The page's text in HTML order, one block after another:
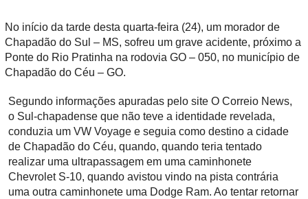
No início da tarde desta quarta-feira (24), um morador de
Chapadão do Sul – MS, sofreu um grave acidente, próximo a
Ponte do Rio Pratinha na rodovia GO – 050, no município de
Chapadão do Céu – GO.
Segundo informações apuradas pelo site O Correio News,
o Sul-chapadense que não teve a identidade revelada,
conduzia um VW Voyage e seguia como destino a cidade
de Chapadão do Céu, quando, quando teria tentado
realizar uma ultrapassagem em uma caminhonete
Chevrolet S-10, quando avistou vindo na pista contrária
uma outra caminhonete uma Dodge Ram. Ao tentar retornar